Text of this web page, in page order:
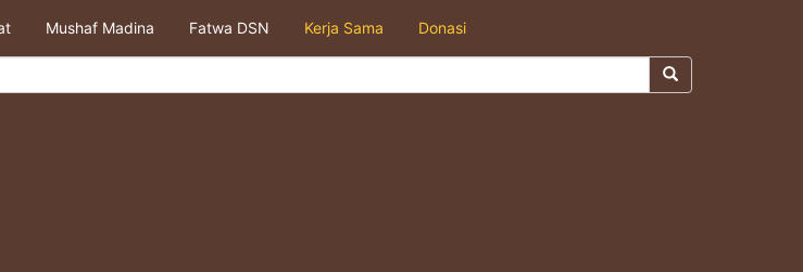
Mushaf Madina Fatwa DSN Kerja Sama Donasi